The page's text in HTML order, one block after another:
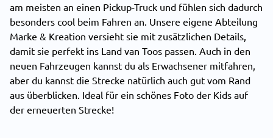
am meisten an einen Pickup-Truck und fühlen sich dadurch
besonders cool beim Fahren an. Unsere eigene Abteilung
Marke & Kreation versieht sie mit zusätzlichen Details,
damit sie perfekt ins Land van Toos passen. Auch in den
neuen Fahrzeugen kannst du als Erwachsener mitfahren,
aber du kannst die Strecke natürlich auch gut vom Rand
aus überblicken. Ideal für ein schönes Foto der Kids auf
der erneuerten Strecke!